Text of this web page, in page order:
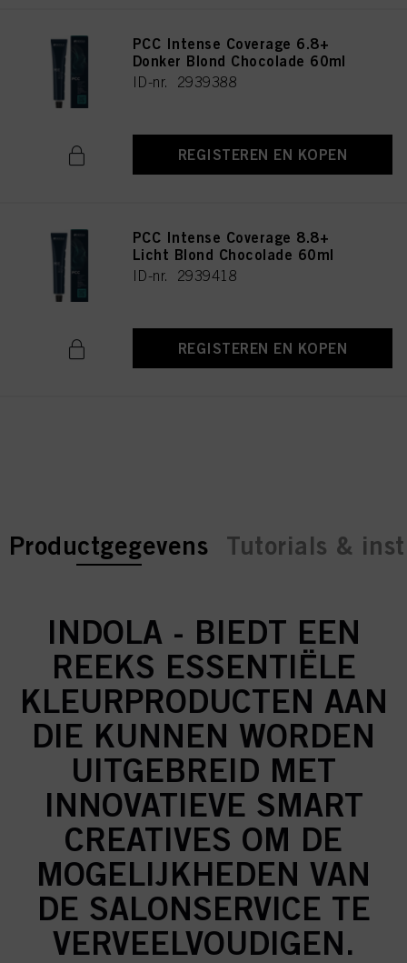
PCC Intense Coverage 6.8+
Donker Blond Chocolade 60ml
ID-nr. 2939388
REGISTEREN EN KOPEN
PCC Intense Coverage 8.8+
Licht Blond Chocolade 60ml
ID-nr. 2939418
REGISTEREN EN KOPEN
current tab:
current tab:
Productgegevens Tutorials &
INDOLA - BIEDT EEN
REEKS ESSENTIËLE
KLEURPRODUCTEN AAN
DIE KUNNEN WORDEN
UITGEBREID MET
INNOVATIEVE SMART
CREATIVES OM DE
MOGELIJKHEDEN VAN
DE SALONSERVICE TE
VERVEELVOUDIGEN.